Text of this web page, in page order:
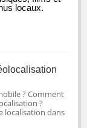
locaux.
? Comment
?
localisation dans